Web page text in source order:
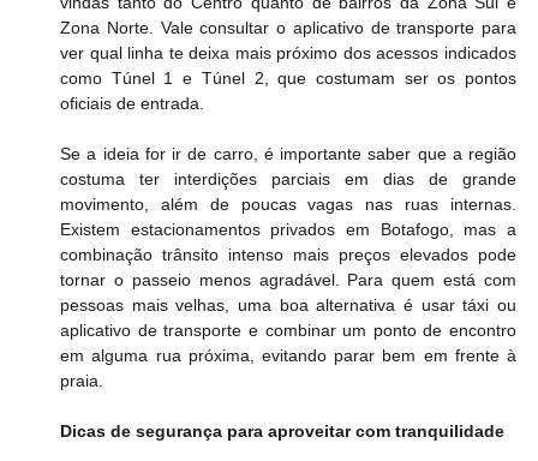
Zona Norte. Vale consultar o aplicativo de transporte para
ver qual linha te deixa mais próximo dos acessos indicados
como Túnel 1 e Túnel 2, que costumam ser os pontos
oficiais de entrada.
Se a ideia for ir de carro, é importante saber que a região
costuma ter interdições parciais em dias de grande
movimento, além de poucas vagas nas ruas internas.
Existem estacionamentos privados em Botafogo, mas a
combinação trânsito intenso mais preços elevados pode
tornar o passeio menos agradável. Para quem está com
pessoas mais velhas, uma boa alternativa é usar táxi ou
aplicativo de transporte e combinar um ponto de encontro
em alguma rua próxima, evitando parar bem em frente à
praia.
Dicas de segurança para aproveitar com tranquilidade